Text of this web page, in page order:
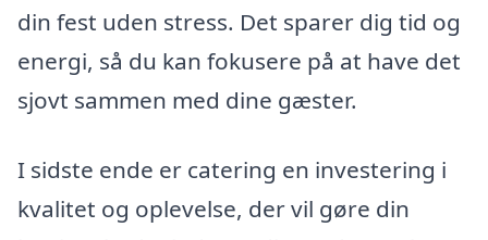
din fest uden stress. Det sparer dig tid og
energi, så du kan fokusere på at have det
sjovt sammen med dine gæster.
I sidste ende er catering en investering i
kvalitet og oplevelse, der vil gøre din